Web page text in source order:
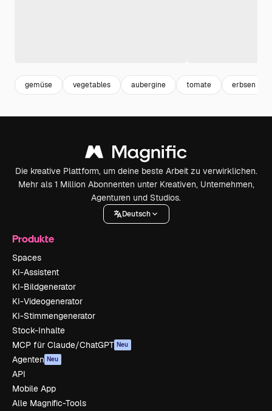
gemüse vegetables aubergine tomate erbsen
Die kreative Plattform, um deine beste Arbeit zu verwirklichen.
Mehr als 1 Million Abonnenten unter Kreativen, Unternehmen,
Agenturen und Studios.
Deutsch
Produkte
Spaces
KI-Assistent
KI-Bildgenerator
KI-Videogenerator
KI-Stimmengenerator
Stock-Inhalte
MCP für Claude/ChatGPT Neu
Agenten Neu
API
Mobile App
Alle Magnific-Tools